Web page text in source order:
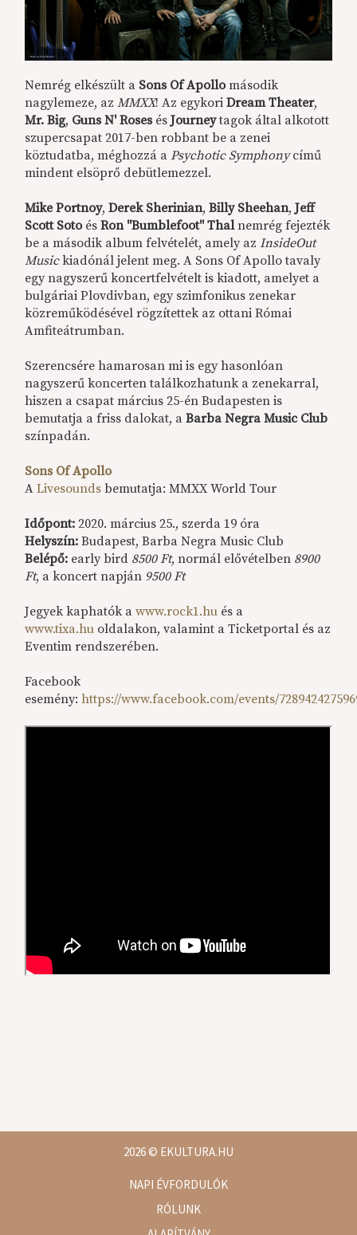
Nemrég elkészült a Sons Of Apollomásodik
nagylemeze, azMMXX! Az egykoriDream Theater,
Mr. Big, Guns N' RosesésJourneytagok által alkotott
szupercsapat 2017-ben robbant be a zenei
köztudatba, méghozzá aPsychotic Symphonycímű
mindent elsöprő debütlemezzel.
Mike Portnoy,Derek Sherinian,Billy Sheehan,Jeff
Scott SotoésRon "Bumblefoot" Thalnemrég fejezték
be a második album felvételét, amely azInsideOut
Musickiadónál jelent meg. A Sons Of Apollo tavaly
egy nagyszerű koncertfelvételt is kiadott, amelyet a
bulgáriai Plovdivban, egy szimfonikus zenekar
közreműködésével rögzítettek az ottani Római
Amfiteátrumban.
Szerencsére hamarosan mi is egy hasonlóan
nagyszerű koncerten találkozhatunk a zenekarral,
hiszen a csapat március 25-én Budapesten is
bemutatja a friss dalokat, a Barba Negra Music Club
színpadán.
Sons Of Apollo
ALivesounds bemutatja: MMXX World Tour
Időpont: 2020. március 25., szerda 19 óra
Helyszín: Budapest, Barba Negra Music Club
Belépő: early bird 8500 Ft, normál elővételben 8900
Ft, a koncert napján 9500 Ft
Jegyek kaphatók awww.rock1.hu és a
www.tixa.hu oldalakon, valamint a Ticketportal és az
Eventim rendszerében.
Facebook
esemény:https://www.facebook.com/events/
2026© EKULTURA.HU
NAPI ÉVFORDULÓK
RÓLUNK